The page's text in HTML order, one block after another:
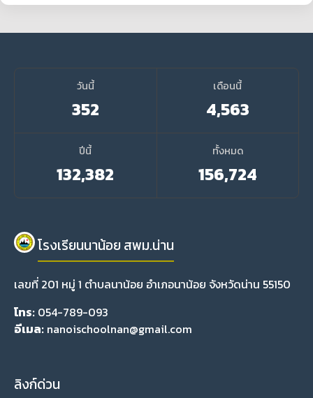
วันนี้
352
เดือนนี้
4,563
ปีนี้
132,382
ทั้งหมด
156,724
โรงเรียนนาน้อย สพม.น่าน
เลขที่ 201 หมู่ 1 ตำบลนาน้อย อำเภอนาน้อย จังหวัดน่าน 55150
โทร: 054-789-093
อีเมล: nanoischoolnan@gmail.com
ลิงก์ด่วน